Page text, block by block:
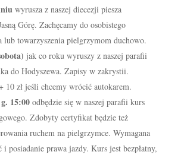
wyrusza z naszej diecezji piesza
Górę. Zachęcamy do osobistego
lub towarzyszenia pielgrzymom duchowo.
jak co roku wyruszy z naszej parafii
do Hodyszewa. Zapisy w zakrystii.
10 zł jeśli chcemy wrócić autokarem.
15:00 odbędzie się w naszej parafii kurs
Zdobyty certyfikat będzie też
ruchem na pielgrzymce. Wymagana
i posiadanie prawa jazdy. Kurs jest bezpłatny,